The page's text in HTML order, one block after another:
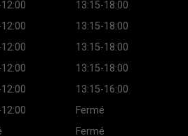
13:15-18:00
13:15-18:00
13:15-18:00
13:15-18:00
13:15-16:00
Fermé
Fermé